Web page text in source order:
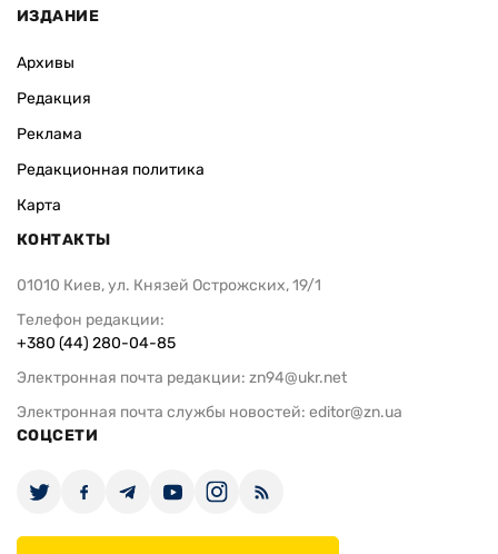
ИЗДАНИЕ
Архивы
Редакция
Реклама
Редакционная политика
Карта
КОНТАКТЫ
01010 Киев, ул. Князей Острожских, 19/1
Телефон редакции:
+380 (44) 280-04-85
Электронная почта редакции: zn94@ukr.net
Электронная почта службы новостей: editor@zn.ua
СОЦСЕТИ